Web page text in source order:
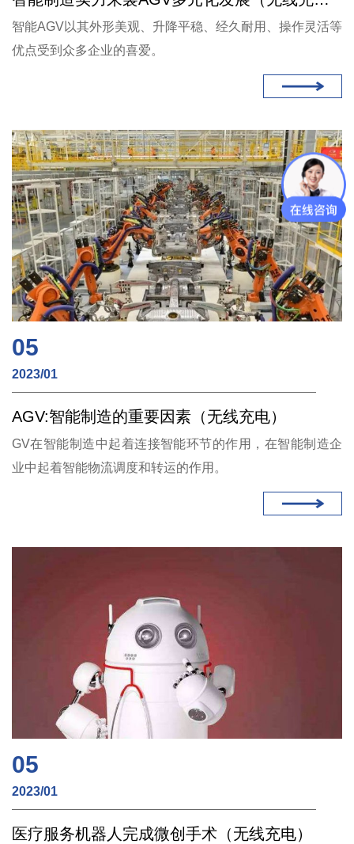
​智能AGV以其外形美观、升降平稳、经久耐用、操作灵活等
优点受到众多企业的喜爱。
05
2023/01
AGV:智能制造的重要因素（无线充电）
GV在智能制造中起着连接智能环节的作用，在智能制造企
业中起着智能物流调度和转运的作用。
05
2023/01
医疗服务机器人完成微创手术（无线充电）